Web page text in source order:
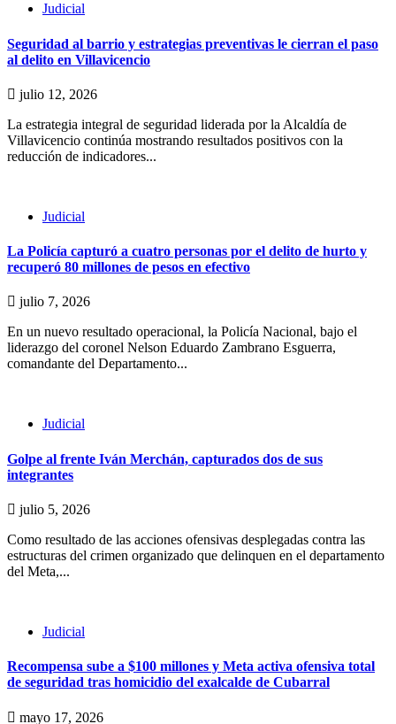
Judicial
Seguridad al barrio y estrategias preventivas le cierran el paso
al delito en Villavicencio
julio 12, 2026
La estrategia integral de seguridad liderada por la Alcaldía de
Villavicencio continúa mostrando resultados positivos con la
reducción de indicadores...
Judicial
La Policía capturó a cuatro personas por el delito de hurto y
recuperó 80 millones de pesos en efectivo
julio 7, 2026
En un nuevo resultado operacional, la Policía Nacional, bajo el
liderazgo del coronel Nelson Eduardo Zambrano Esguerra,
comandante del Departamento...
Judicial
Golpe al frente Iván Merchán, capturados dos de sus
integrantes
julio 5, 2026
Como resultado de las acciones ofensivas desplegadas contra las
estructuras del crimen organizado que delinquen en el departamento
del Meta,...
Judicial
Recompensa sube a $100 millones y Meta activa ofensiva total
de seguridad tras homicidio del exalcalde de Cubarral
mayo 17, 2026